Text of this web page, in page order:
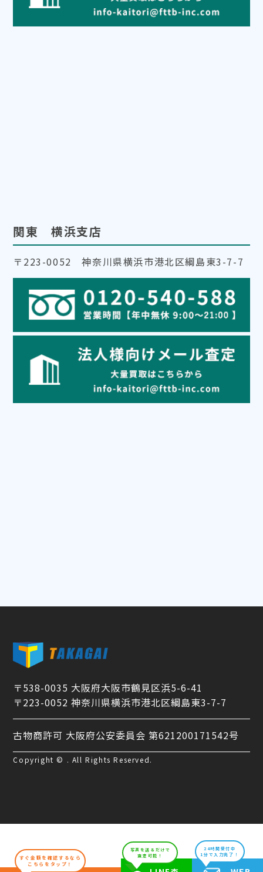
関東 横浜支店
〒223-0052 神奈川県横浜市港北区綱島東3-7-7
〒538-0035 大阪府大阪市鶴見区浜5-6-41
〒223-0052 神奈川県横浜市港北区綱島東3-7-7
古物商許可 大阪府公安委員会 第621200171542号
Copyright © . All Rights Reserved.
すぐ金額を確認するなら
こちらをタップ！
写真を送るだけで
査定可能！
24時間受付中
1分で入力完了！